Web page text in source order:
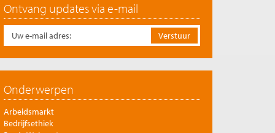
Ontvang updates via e-mail
Onderwerpen
Arbeidsmarkt
Bedrijfsethiek